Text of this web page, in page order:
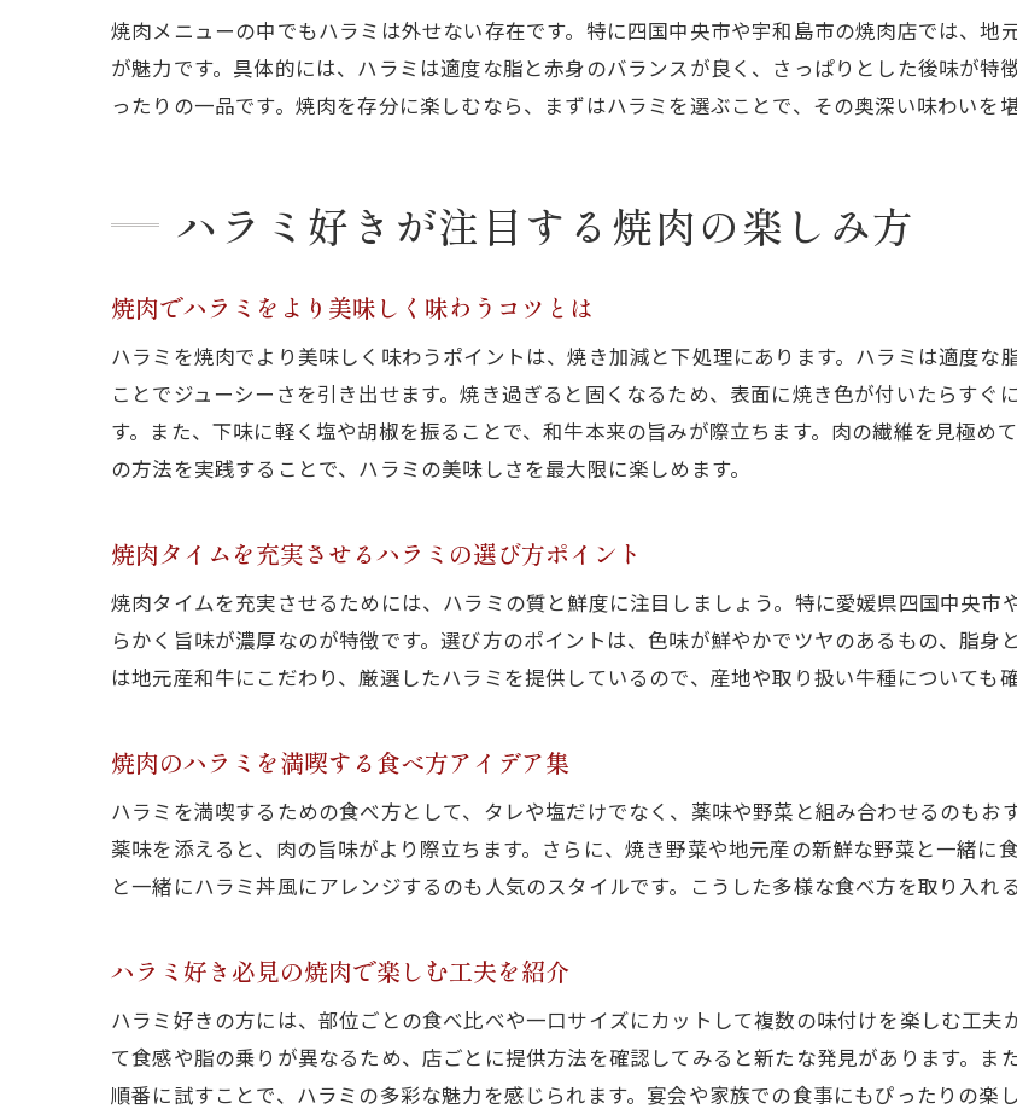
コスパ重視で選ぶ焼肉ハラミの極意
焼肉でコスパ良くハラミを楽しむ選び方
焼肉ハラミのリーズナブルな楽しみ方を伝
焼肉で満足度高いハラミを味わうポイント
和牛の旨みを引き出す焼肉のポイント
焼肉ハラミで和牛の旨みを堪能するコツ
焼肉の焼き加減で変わるハラミの美味しさ
焼肉で和牛ハラミを最高に味わう方法
焼肉ハラミと相性抜群の調味料やたれの選
焼肉通が教えるハラミの極上の食べ方
焼肉ハラミで満喫する至福のひととき
焼肉ハラミで心も満たされる贅沢な時間
焼肉のハラミが演出する特別な食事体験
焼肉ハラミで家族や仲間と過ごす楽しい
焼肉を通じてハラミの魅力を再発見する方
焼肉メニューの中でもハラミは外せない存在です。特に四国中央市や宇和島市の焼肉店では、地
が魅力です。具体的には、ハラミは適度な脂と赤身のバランスが良く、さっぱりとした後味が特
ったりの一品です。焼肉を存分に楽しむなら、まずはハラミを選ぶことで、その奥深い味わいを堪
ハラミ好きが注目する焼肉の楽しみ方
焼肉でハラミをより美味しく味わうコツとは
ハラミを焼肉でより美味しく味わうポイントは、焼き加減と下処理にあります。ハラミは適度な
ことでジューシーさを引き出せます。焼き過ぎると固くなるため、表面に焼き色が付いたらすぐ
す。また、下味に軽く塩や胡椒を振ることで、和牛本来の旨みが際立ちます。肉の繊維を見極め
の方法を実践することで、ハラミの美味しさを最大限に楽しめます。
焼肉タイムを充実させるハラミの選び方ポイント
焼肉タイムを充実させるためには、ハラミの質と鮮度に注目しましょう。特に愛媛県四国中央
らかく旨味が濃厚なのが特徴です。選び方のポイントは、色味が鮮やかでツヤのあるもの、脂
は地元産和牛にこだわり、厳選したハラミを提供しているので、産地や取り扱い牛種についても
焼肉のハラミを満喫する食べ方アイデア集
ハラミを満喫するための食べ方として、タレや塩だけでなく、薬味や野菜と組み合わせるのも
薬味を添えると、肉の旨味がより際立ちます。さらに、焼き野菜や地元産の新鮮な野菜と一緒に
と一緒にハラミ丼風にアレンジするのも人気のスタイルです。こうした多様な食べ方を取り入れ
ハラミ好き必見の焼肉で楽しむ工夫を紹介
ハラミ好きの方には、部位ごとの食べ比べや一口サイズにカットして複数の味付けを楽しむ工夫
て食感や脂の乗りが異なるため、店ごとに提供方法を確認してみると新たな発見があります。ま
順番に試すことで、ハラミの多彩な魅力を感じられます。宴会や家族での食事にもぴったりの楽し